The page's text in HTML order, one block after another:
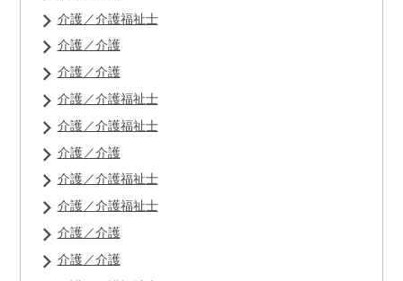
介護／介護福祉士
介護／介護
介護／介護
介護／介護福祉士
介護／介護福祉士
介護／介護
介護／介護福祉士
介護／介護福祉士
介護／介護
介護／介護